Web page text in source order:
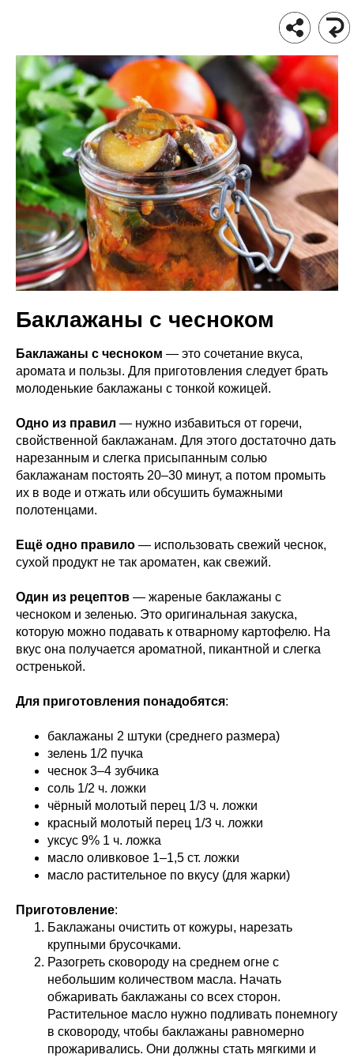
Баклажаны с чесноком
Баклажаны с чесноком — это сочетание вкуса,
аромата и пользы. Для приготовления следует брать
молоденькие баклажаны с тонкой кожицей.
Одно из правил — нужно избавиться от горечи,
свойственной баклажанам. Для этого достаточно дать
нарезанным и слегка присыпанным солью
баклажанам постоять 20–30 минут, а потом промыть
их в воде и отжать или обсушить бумажными
полотенцами.
Ещё одно правило — использовать свежий чеснок,
сухой продукт не так ароматен, как свежий.
Один из рецептов — жареные баклажаны с
чесноком и зеленью. Это оригинальная закуска,
которую можно подавать к отварному картофелю. На
вкус она получается ароматной, пикантной и слегка
остренькой.
Для приготовления понадобятся:
баклажаны 2 штуки (среднего размера)
зелень 1/2 пучка
чеснок 3–4 зубчика
соль 1/2 ч. ложки
чёрный молотый перец 1/3 ч. ложки
красный молотый перец 1/3 ч. ложки
уксус 9% 1 ч. ложка
масло оливковое 1–1,5 ст. ложки
масло растительное по вкусу (для жарки)
Приготовление:
Баклажаны очистить от кожуры, нарезать
крупными брусочками.
Разогреть сковороду на среднем огне с
небольшим количеством масла. Начать
обжаривать баклажаны со всех сторон.
Растительное масло нужно подливать понемногу
в сковороду, чтобы баклажаны равномерно
прожаривались. Они должны стать мягкими и